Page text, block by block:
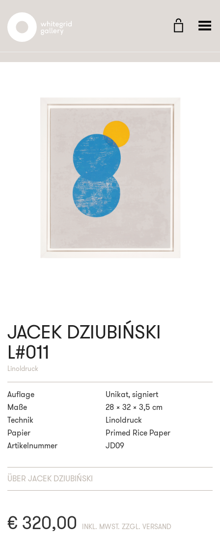
Whitegrid Logo Menü umschalten
JACEK DZIUBIŃSKI
L#011
Linoldruck
Auflage
Unikat, signiert
Maße
28 x 32 x 3,5 cm
Technik
Linoldruck
Papier
Primed Rice Paper
Artikelnummer
JD09
ÜBER JACEK DZIUBIŃSKI
€ 320,00